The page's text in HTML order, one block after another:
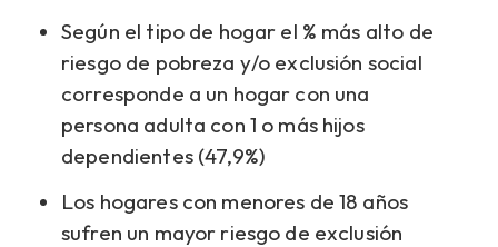
Según el tipo de hogar el % más alto de
riesgo de pobreza y/o exclusión social
corresponde a un hogar con una
persona adulta con 1 o más hijos
dependientes (47,9%)
Los hogares con menores de 18 años
sufren un mayor riesgo de exclusión